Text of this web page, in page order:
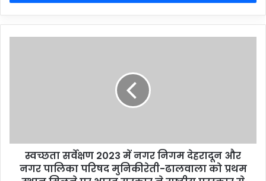
स्वच्छता सर्वेक्षण 2023 में नगर निगम देहरादून और
नगर पालिका परिषद मुनिकीरेती-ढालवाला को प्रथम